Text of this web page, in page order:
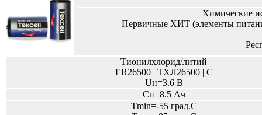
Химические
Первичные ХИТ (элементы
Тионилхлорид/литий
ER26500 | ТХЛ26500 | C
Uн=3.6 В
Сн=8.5 Ач
Tmin=-55 град.С